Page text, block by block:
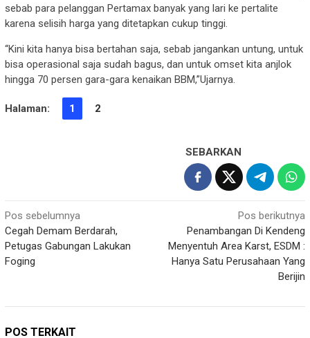
sebab para pelanggan Pertamax banyak yang lari ke pertalite
karena selisih harga yang ditetapkan cukup tinggi.
“Kini kita hanya bisa bertahan saja, sebab jangankan untung, untuk
bisa operasional saja sudah bagus, dan untuk omset kita anjlok
hingga 70 persen gara-gara kenaikan BBM,”Ujarnya.
Halaman: 1 2
SEBARKAN
Navigasi
pos
Pos sebelumnya
Cegah Demam Berdarah,
Petugas Gabungan Lakukan
Foging
Pos berikutnya
Penambangan Di Kendeng
Menyentuh Area Karst, ESDM :
Hanya Satu Perusahaan Yang
Berijin
POS TERKAIT